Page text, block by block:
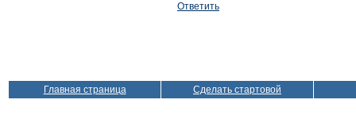
Ответить
Главная страница Сделать стартовой